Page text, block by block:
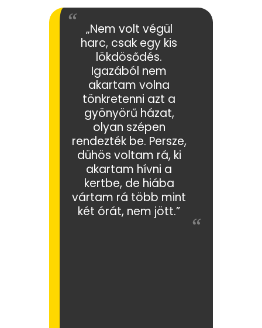
„Nem volt végül
harc, csak egy kis
lökdösődés.
Igazából nem
akartam volna
tönkretenni azt a
gyönyörű házat,
olyan szépen
rendezték be. Persze,
dühös voltam rá, ki
akartam hívni a
kertbe, de hiába
vártam rá több mint
két órát, nem jött.”